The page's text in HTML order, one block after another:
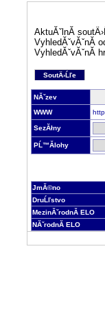
AktuĂˇlnĂ­
VyhledĂˇvĂˇnĂ­
VyhledĂˇvĂˇnĂ­
SoutÄ›Ĺľe
NĂˇzev
WWW
SezĂłny
PĹ™Ă­lohy
JmĂ©no
DruĹľstvo
MezinĂˇrodnĂ­ ELO
NĂˇrodnĂ­ ELO